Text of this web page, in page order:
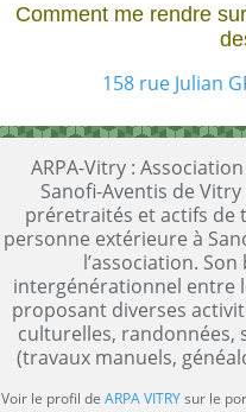
Comment me rendre
158 rue Julian
ARPA-Vitry :
Sanofi-Aventis de
préretraités et actifs de
personne extérieure à
l’association.
intergénérationnel entre
proposant diverses
culturelles, randonnées,
(travaux manuels,
Voir le profil de ARPA VITRYsur le